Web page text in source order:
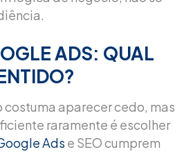
ADS: QUAL
costuma aparecer cedo, mas
raramente é escolher
Ads e SEO cumprem